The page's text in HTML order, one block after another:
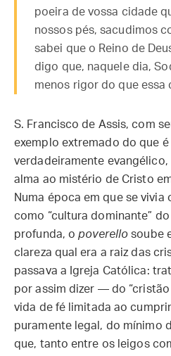
poeira de vossa cidade
nossos pés, sacudimos
sabei que o Reino de
digo que, naquele dia,
menos rigor do que essa
S. Francisco de Assis, com
exemplo extremado do que é
verdadeiramente
alma ao mistério de Cristo
Numa época em que se vivia
como “cultura dominante”
profunda, opoverello soube
clareza qual era a raiz das
passava a Igreja Católica:
por assim dizer — do
vida de fé limitada ao
puramente legal, do mínimo
que, tanto entre os leigos